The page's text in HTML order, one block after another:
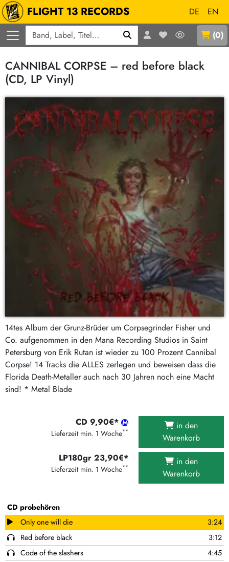
FLIGHT 13 RECORDS DE
EN
(0)
CANNIBAL CORPSE – red before black
(CD, LP Vinyl)
14tes Album der Grunz-Brüder um Corpsegrinder Fisher und
Co. aufgenommen in den Mana Recording Studios in Saint
Petersburg von Erik Rutan ist wieder zu 100 Prozent Cannibal
Corpse! 14 Tracks die ALLES zerlegen und beweisen dass die
Florida Death-Metaller auch nach 30 Jahren noch eine Macht
sind! * Metal Blade
CD probehören
Only one will die
3:24
Red before black
3:12
Code of the slashers
4:45
CD 9,90€*
Lieferzeit min. 1 Woche**
in den
Warenkorb
LP180gr 23,90€*
Lieferzeit min. 1 Woche**
in den
Warenkorb